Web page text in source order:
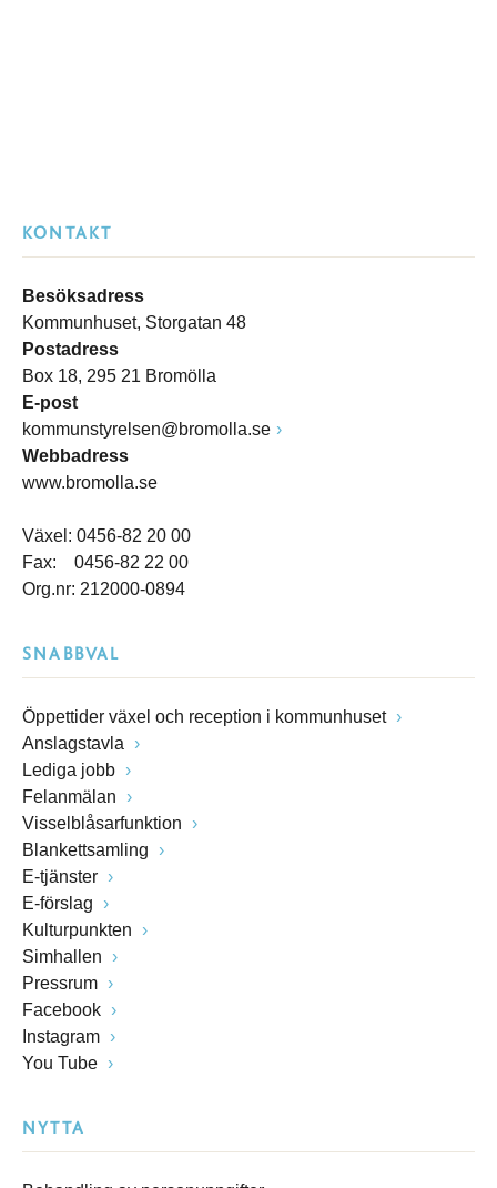
KONTAKT
Besöksadress
Kommunhuset, Storgatan 48
Postadress
Box 18, 295 21 Bromölla
E-post
kommunstyrelsen@bromolla.se
Webbadress
www.bromolla.se
Växel: 0456-82 20 00
Fax: 0456-82 22 00
Org.nr: 212000-0894
SNABBVAL
Öppettider växel och reception i kommunhuset
Anslagstavla
Lediga jobb
Felanmälan
Visselblåsarfunktion
Blankettsamling
E-tjänster
E-förslag
Kulturpunkten
Simhallen
Pressrum
Facebook
Instagram
You Tube
NYTTA